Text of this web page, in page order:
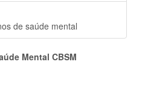
de saúde mental
Mental CBSM